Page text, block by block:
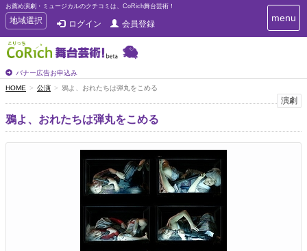
お薦め演劇・ミュージカルのクチコミは、CoRich舞台芸術！
T
o
g
g
e
n
a
v
i
地域選択 ログイン 会員登録
バナー広告お申込み
T
o
i
menu
HOME 公演 鴉よ、おれたちは弾丸をこめる
演劇
鴉よ、おれたちは弾丸をこめる